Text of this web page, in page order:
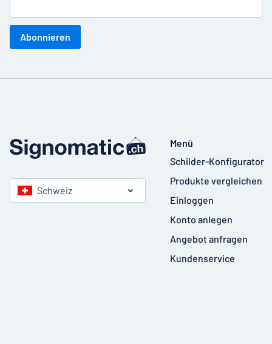
Abonnieren
Schweiz
Menü
Schilder-Konfigurator
Produkte vergleichen
Einloggen
Konto anlegen
Angebot anfragen
Kundenservice